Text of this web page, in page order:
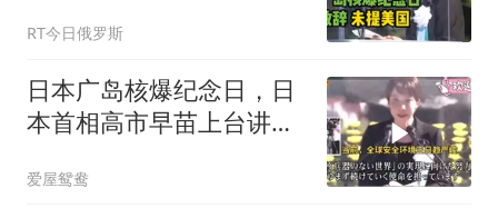
RT今日俄罗斯
日本广岛核爆纪念日，日
本首相高市早苗上台讲
爱屋鸳鸯